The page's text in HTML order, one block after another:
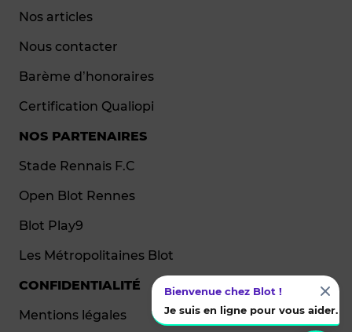
Nos articles
Nous contacter
Barème d’honoraires
Certification Qualiopi
NOS PARTENAIRES
Stade Rennais F.C
Open Blot Rennes
Blot Play9
Les Métropolitaines Blot
CONFIDENTIALITÉ
Mentions légales
Bienvenue chez Blot !
Je suis en ligne pour vous aider.